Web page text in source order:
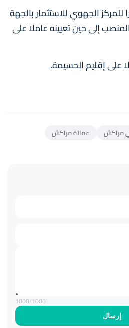
عين مديرا للمركز الجهوي للاستثمار بالجهة
إلى حين تعيينه عاملا على
مراكش عمالة مراكش
إرسال
1000/1000